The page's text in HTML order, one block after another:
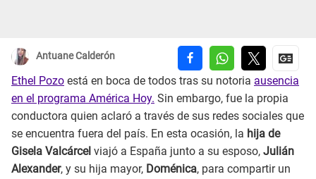
Antuane Calderón
Ethel Pozo está en boca de todos tras su notoria ausencia
en el programa América Hoy. Sin embargo, fue la propia
conductora quien aclaró a través de sus redes sociales que
se encuentra fuera del país. En esta ocasión, la hija de
Gisela Valcárcel viajó a España junto a su esposo, Julián
Alexander, y su hija mayor, Doménica, para compartir un